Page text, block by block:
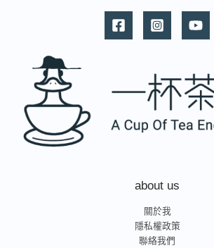
about us
關於我
隱私權政策
聯絡我們